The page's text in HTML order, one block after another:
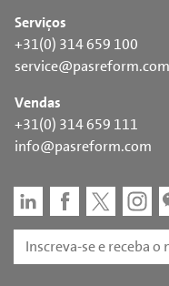
Serviços
+31(0) 314 659 100
service@pasreform.com
Vendas
+31(0) 314 659 111
info@pasreform.com
Inscreva-se e receba